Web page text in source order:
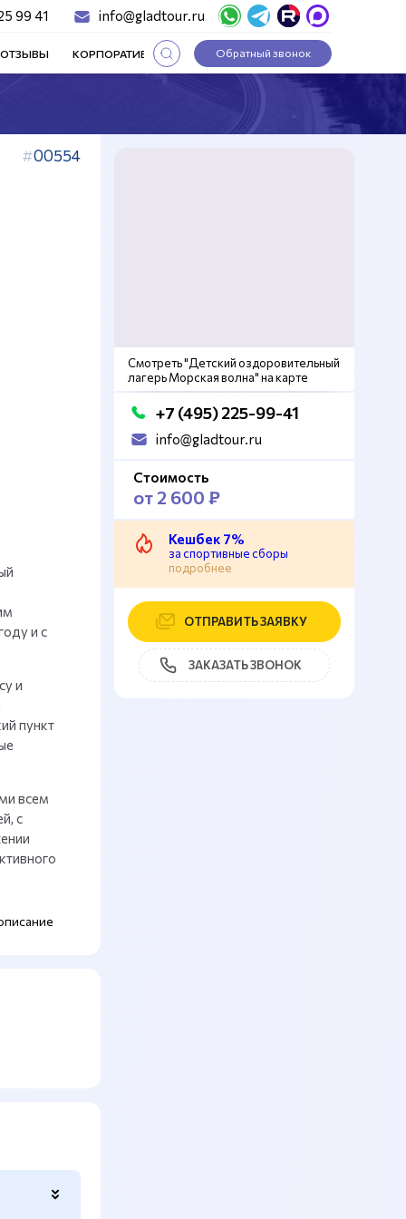
99 41 info@gladtour.ru
ОТЗЫВЫ КОРПОРАТИВНЫЕ ТУРЫ СТАТЬИ
Обратный звонок
00554
и с
и
пункт
всем
с
Смотреть "Детский оздоровительный
лагерь Морская волна" на карте
+7 (495) 225-99-41
info@gladtour.ru
Стоимость
от 2 600 ₽
Кешбек 7%
за спортивные сборы
подробнее
ОТПРАВИТЬ ЗАЯВКУ
ЗАКАЗАТЬ ЗВОНОК